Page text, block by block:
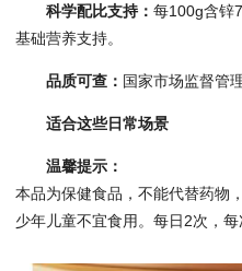
科学配比支持：每100g含锌
基础营养支持。
品质可查： 国家市场监督管
适合这些日常场景
温馨提示：
本品为保健食品，不能代替药物
少年儿童不宜食用。每日2次，每